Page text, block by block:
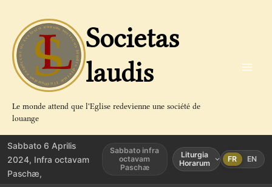
contenu
Societas
laudis
Le monde attend que l'Eglise redevienne une société de
louange
Sabbato 6 Aprilis
2024, Infra octavam
Paschæ,
Sabbato infra
octavam
Paschæ
Liturgia
Horarum
FR EN